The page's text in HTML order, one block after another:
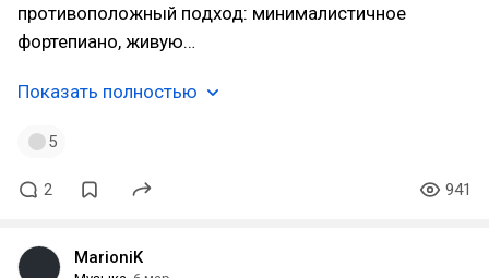
противоположный подход: минималистичное
фортепиано, живую…
Показать полностью
5
2 941
MarioniK